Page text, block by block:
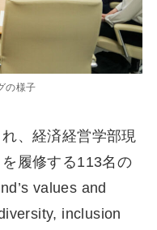
の様子
、経済経営学部現
履修する113名の
values and
inclusion